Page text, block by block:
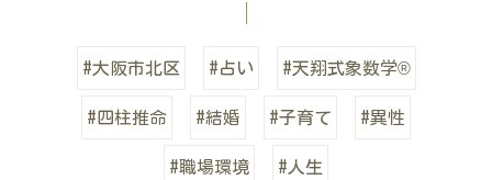
#大阪市北区 #占い #天翔式象数学®
#四柱推命 #結婚 #子育て #異性
#職場環境 #人生